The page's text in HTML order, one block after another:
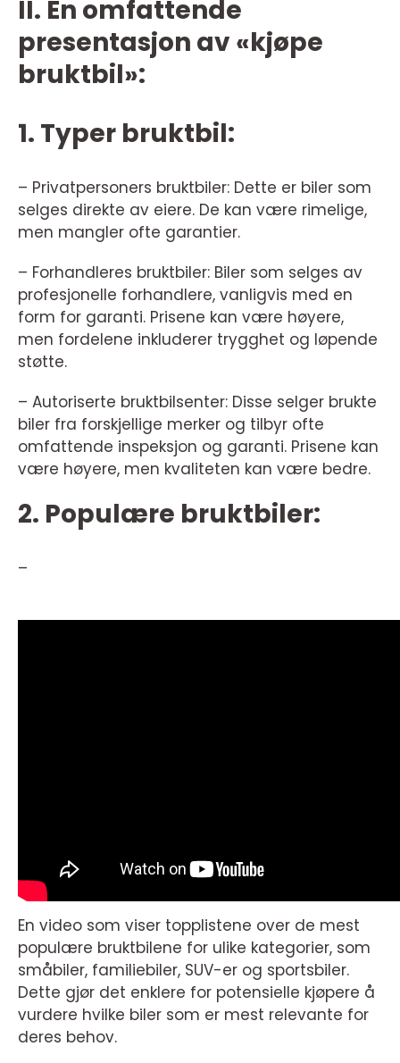
II. En omfattende
presentasjon av «kjøpe
bruktbil»:
1. Typer bruktbil:
– Privatpersoners bruktbiler: Dette er biler som
selges direkte av eiere. De kan være rimelige,
men mangler ofte garantier.
– Forhandleres bruktbiler: Biler som selges av
profesjonelle forhandlere, vanligvis med en
form for garanti. Prisene kan være høyere,
men fordelene inkluderer trygghet og løpende
støtte.
– Autoriserte bruktbilsenter: Disse selger brukte
biler fra forskjellige merker og tilbyr ofte
omfattende inspeksjon og garanti. Prisene kan
være høyere, men kvaliteten kan være bedre.
2. Populære bruktbiler:
–
En video som viser topplistene over de mest
populære bruktbilene for ulike kategorier, som
småbiler, familiebiler, SUV-er og sportsbiler.
Dette gjør det enklere for potensielle kjøpere å
vurdere hvilke biler som er mest relevante for
deres behov.